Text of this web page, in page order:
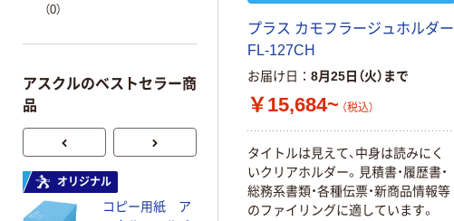
プラス カモフラージュホルダー
FL-127CH
お届け日 8月25日（火）まで
￥15,684~ （税込）
タイトルは見えて、中身は読みにく
いクリアホルダー。見積書・履歴書・
総務系書類・各種伝票・新商品情報等
のファイリングに適しています。
（0）
アスクルのベストセラー商
品
オリジナル
コピー用紙 ア
本気プライス
ペーパータオル